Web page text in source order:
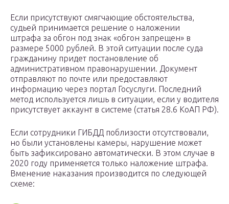
Если присутствуют смягчающие обстоятельства,
судьей принимается решение о наложении
штрафа за обгон под знак «обгон запрещен» в
размере 5000 рублей. В этой ситуации после суда
гражданину придет постановление об
административном правонарушении. Документ
отправляют по почте или предоставляют
информацию через портал Госуслуги. Последний
метод используется лишь в ситуации, если у водителя
присутствует аккаунт в системе (статья 28.6 КоАП РФ).
Если сотрудники ГИБДД поблизости отсутствовали,
но были установлены камеры, нарушение может
быть зафиксировано автоматически. В этом случае в
2020 году применяется только наложение штрафа.
Вменение наказания производится по следующей
схеме: